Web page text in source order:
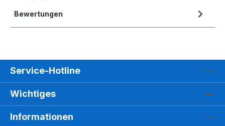
Bewertungen
Service-Hotline
Wichtiges
Informationen